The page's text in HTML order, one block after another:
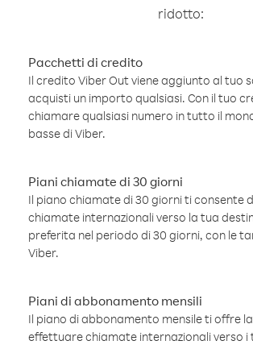
ridotto:
Pacchetti di credito
Il credito Viber Out viene aggiunto al tuo
acquisti un importo qualsiasi. Con il tuo
chiamare qualsiasi numero in tutto il
basse di Viber.
Piani chiamate di 30 giorni
Il piano chiamate di 30 giorni ti consente
chiamate internazionali verso la tua
preferita nel periodo di 30 giorni, con le
Viber.
Piani di abbonamento mensili
Il piano di abbonamento mensile ti offre
effettuare chiamate internazionali verso i